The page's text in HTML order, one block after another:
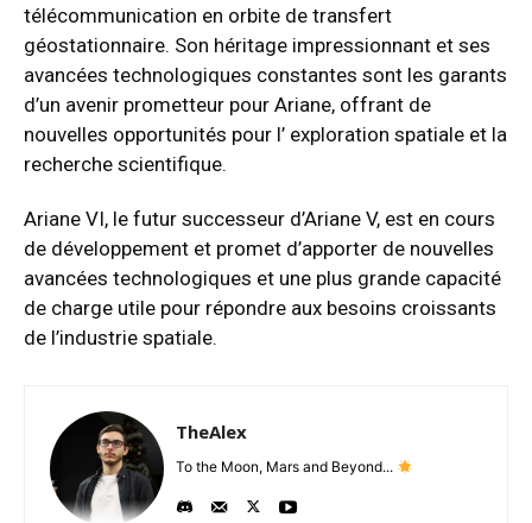
télécommunication en orbite de transfert
géostationnaire. Son héritage impressionnant et ses
avancées technologiques constantes sont les garants
d’un avenir prometteur pour Ariane, offrant de
nouvelles opportunités pour l’ exploration spatiale et la
recherche scientifique.
Ariane VI, le futur successeur d’Ariane V, est en cours
de développement et promet d’apporter de nouvelles
avancées technologiques et une plus grande capacité
de charge utile pour répondre aux besoins croissants
de l’industrie spatiale.
TheAlex
To the Moon, Mars and Beyond...